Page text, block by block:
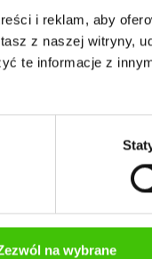
i reklam, aby
z naszej witryny,
te informacje z
na wybrane